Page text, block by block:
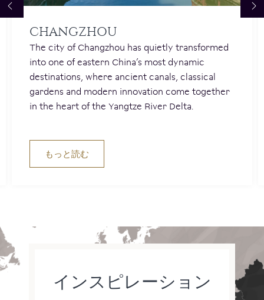
CHANGZHOU
The city of Changzhou has quietly transformed
into one of eastern China’s most dynamic
destinations, where ancient canals, classical
gardens and modern innovation come together
in the heart of the Yangtze River Delta.
もっと読む
インスピレーション